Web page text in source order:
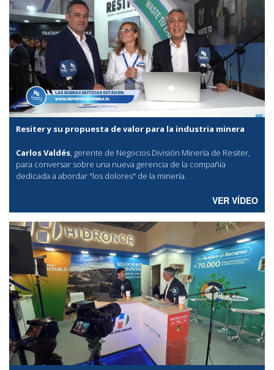
Resiter y su propuesta de valor para la industria minera
Carlos Valdés, gerente de Negocios División Minería de Resiter,
para conversar sobre una nueva gerencia de la compañía
dedicada a abordar "los dolores" de la minería.
VER VÍDEO